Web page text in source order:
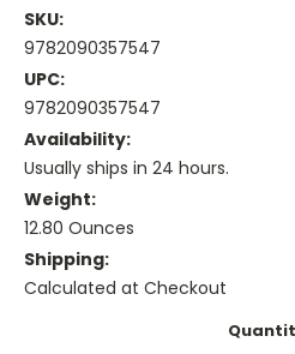
SKU:
9782090357547
UPC:
9782090357547
Availability:
Usually ships in 24 hours.
Weight:
12.80 Ounces
Shipping:
Calculated at Checkout